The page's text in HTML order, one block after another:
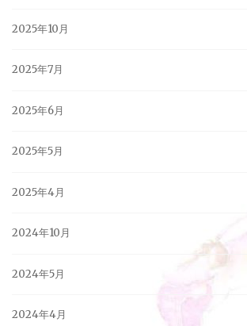
2025年10月
2025年7月
2025年6月
2025年5月
2025年4月
2024年10月
2024年5月
2024年4月